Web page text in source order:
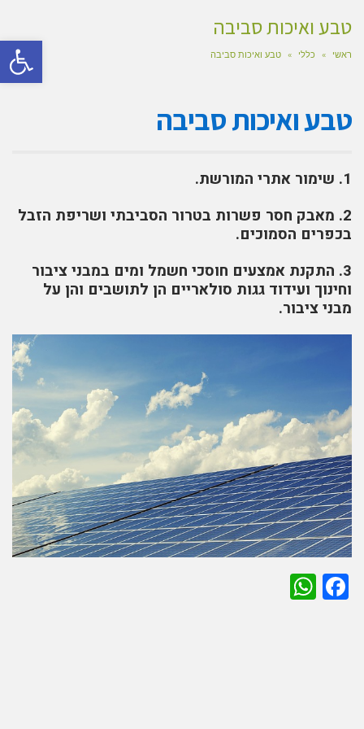
פתח
טבע ואיכות סביבה
ראשי » כללי » טבע ואיכות סביבה
טבע ואיכות סביבה
1. שימור אתרי המורשת.
2. מאבק חסר פשרות בטרור הסביבתי ושריפת הזבל
בכפרים הסמוכים.
3. התקנת אמצעים חוסכי חשמל ומים במבני ציבור
וחינוך ועידוד גגות סולאריים הן לתושבים והן על
מבני ציבור.
Facebook